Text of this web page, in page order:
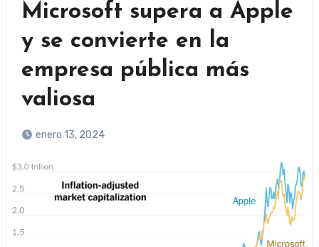
Microsoft supera a Apple
y se convierte en la
empresa pública más
valiosa
enero 13, 2024